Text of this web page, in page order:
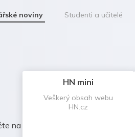
noviny Studenti a učitelé
na
HN mini
Veškerý obsah webu
HN.cz